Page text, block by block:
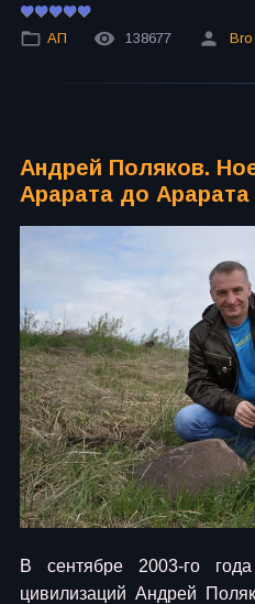
АП 138677 Bro
Андрей Поляков.
Арарата до Арарата
В сентябре 2003-го
цивилизаций Андрей